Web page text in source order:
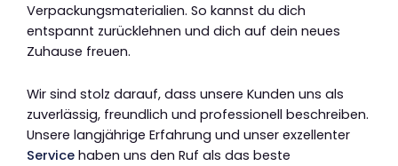
Verpackungsmaterialien. So kannst du dich
entspannt zurücklehnen und dich auf dein neues
Zuhause freuen.
Wir sind stolz darauf, dass unsere Kunden uns als
zuverlässig, freundlich und professionell beschreiben.
Unsere langjährige Erfahrung und unser exzellenter
Service haben uns den Ruf als das beste